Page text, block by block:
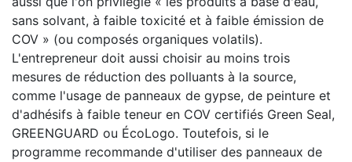
sans solvant, à faible toxicité et à faible émission de
COV » (ou composés organiques volatils).
L'entrepreneur doit aussi choisir au moins trois
mesures de réduction des polluants à la source,
comme l'usage de panneaux de gypse, de peinture et
d'adhésifs à faible teneur en COV certifiés Green Seal,
GREENGUARD ou ÉcoLogo. Toutefois, si le
programme recommande d'utiliser des panneaux de